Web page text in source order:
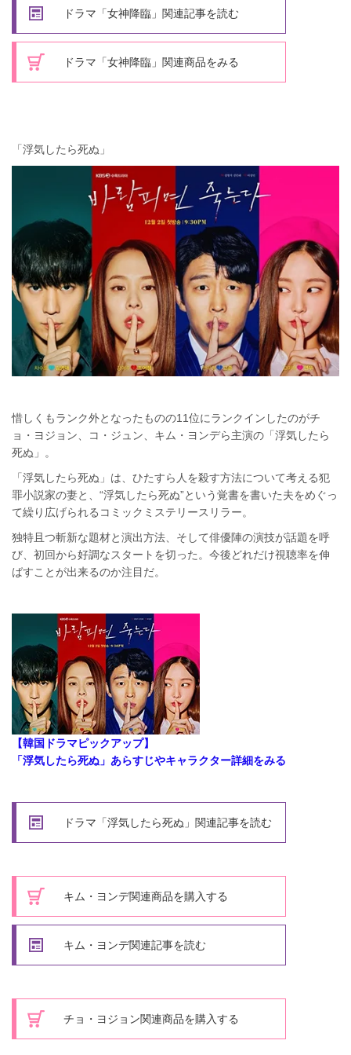
ドラマ「女神降臨」関連記事を読む
ドラマ「女神降臨」関連商品をみる
「浮気したら死ぬ」
惜しくもランク外となったものの11位にランクインしたのがチ
ョ・ヨジョン、コ・ジュン、キム・ヨンデら主演の「浮気したら
死ぬ」。
「浮気したら死ぬ」は、ひたすら人を殺す方法について考える犯
罪小説家の妻と、“浮気したら死ぬ”という覚書を書いた夫をめぐっ
て繰り広げられるコミックミステリースリラー。
独特且つ斬新な題材と演出方法、そして俳優陣の演技が話題を呼
び、初回から好調なスタートを切った。今後どれだけ視聴率を伸
ばすことが出来るのか注目だ。
【韓国ドラマピックアップ】
「浮気したら死ぬ」あらすじやキャラクター詳細をみる
ドラマ「浮気したら死ぬ」関連記事を読む
キム・ヨンデ関連商品を購入する
キム・ヨンデ関連記事を読む
チョ・ヨジョン関連商品を購入する